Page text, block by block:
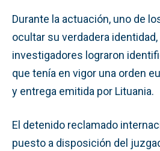
Durante la actuación, uno de
ocultar su verdadera
investigadores lograron
que tenía en vigor una orden
y entrega emitida por Lituania.
El detenido reclamado
puesto a disposición del